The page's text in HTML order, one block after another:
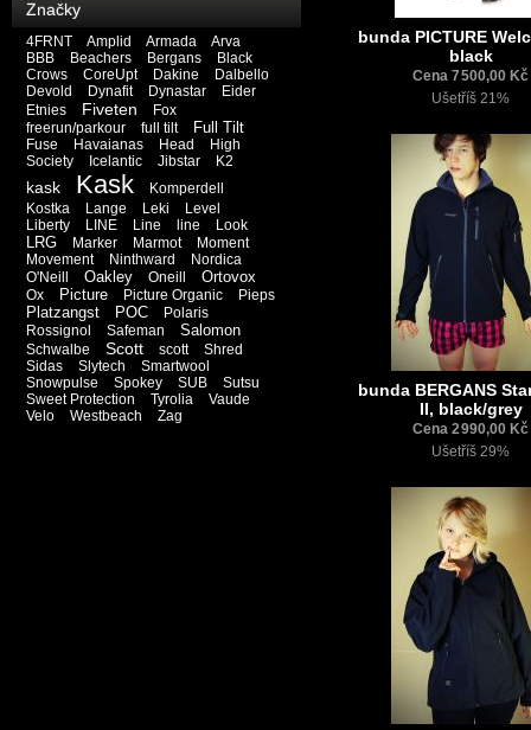
Značky
4FRNT Amplid Armada
Arva
BBB
Beachers Bergans
Black
Crows
CoreUpt Dakine
Dalbello
Devold
Dynafit Dynastar
Eider
Etnies
Fiveten
Fox
freerun/parkour
full tilt Full Tilt
Fuse Havaianas Head
High
Society
Icelantic Jibstar K2
kask Kask
Komperdell
Kostka
Lange Leki
Level
Liberty
LINE Line line Look
LRG Marker Marmot
Moment
Movement
Ninthward
Nordica
O'Neill
Oakley Oneill Ortovox
Ox Picture Picture Organic Pieps
Platzangst POC
Polaris
Rossignol
Safeman Salomon
Schwalbe Scott scott
Shred
Sidas
Slytech
Smartwool
Snowpulse
Spokey SUB
Sutsu
Sweet Protection
Tyrolia
Vaude
Velo
Westbeach Zag
bunda PICTURE
black
Cena 7 500,00 Kč
Ušetříš 21%
bunda BERGANS
II, black/grey
Cena 2 990,00 Kč
Ušetříš 29%